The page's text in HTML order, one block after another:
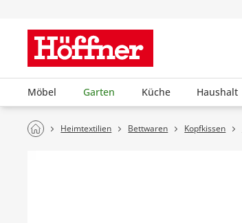
Möbel Garten Küche Haushalt
Heimtextilien Bettwaren Kopfkissen